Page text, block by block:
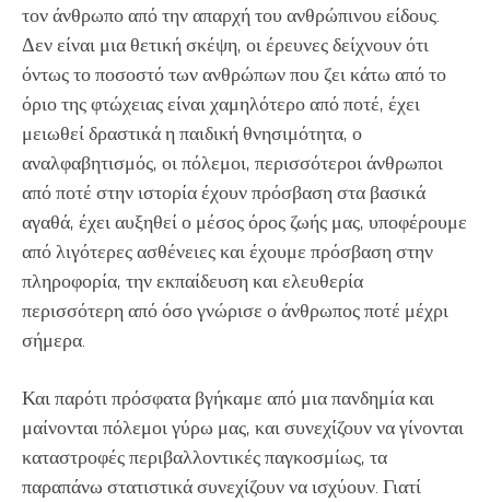
τον άνθρωπο από την απαρχή του ανθρώπινου είδους.
Δεν είναι μια θετική σκέψη, οι έρευνες δείχνουν ότι
όντως το ποσοστό των ανθρώπων που ζει κάτω από το
όριο της φτώχειας είναι χαμηλότερο από ποτέ, έχει
μειωθεί δραστικά η παιδική θνησιμότητα, ο
αναλφαβητισμός, οι πόλεμοι, περισσότεροι άνθρωποι
από ποτέ στην ιστορία έχουν πρόσβαση στα βασικά
αγαθά, έχει αυξηθεί ο μέσος όρος ζωής μας, υποφέρουμε
από λιγότερες ασθένειες και έχουμε πρόσβαση στην
πληροφορία, την εκπαίδευση και ελευθερία
περισσότερη από όσο γνώρισε ο άνθρωπος ποτέ μέχρι
σήμερα.
Και παρότι πρόσφατα βγήκαμε από μια πανδημία και
μαίνονται πόλεμοι γύρω μας, και συνεχίζουν να γίνονται
καταστροφές περιβαλλοντικές παγκοσμίως, τα
παραπάνω στατιστικά συνεχίζουν να ισχύουν. Γιατί